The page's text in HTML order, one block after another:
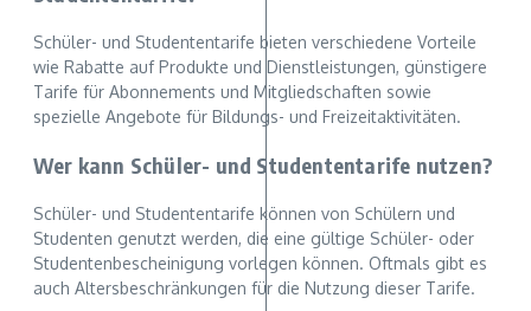
Schüler- und Studententarife bieten verschiedene Vorteile
wie Rabatte auf Produkte und Dienstleistungen, günstigere
Tarife für Abonnements und Mitgliedschaften sowie
spezielle Angebote für Bildungs- und Freizeitaktivitäten.
Wer kann Schüler- und Studententarife nutzen?
Schüler- und Studententarife können von Schülern und
Studenten genutzt werden, die eine gültige Schüler- oder
Studentenbescheinigung vorlegen können. Oftmals gibt es
auch Altersbeschränkungen für die Nutzung dieser Tarife.